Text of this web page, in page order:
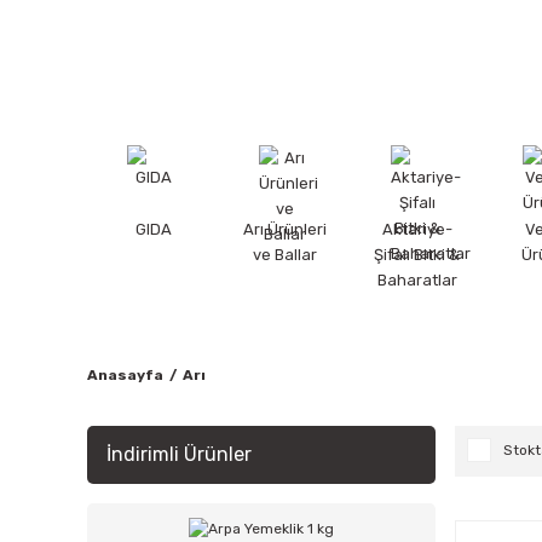
GIDA
Arı Ürünleri
ve Ballar
Aktariye-
Şifalı Bitki &
Baharatlar
Anasayfa Arı
İndirimli Ürünler